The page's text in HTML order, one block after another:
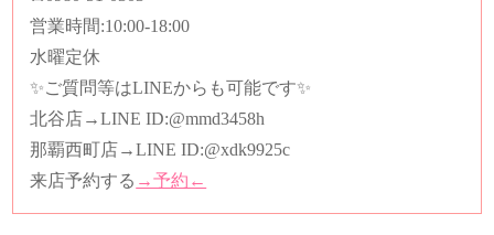
営業時間:10:00-18:00
水曜定休
✨ご質問等はLINEからも可能です✨
北谷店→LINE ID:@mmd3458h
那覇西町店→LINE ID:@xdk9925c
来店予約する →予約←